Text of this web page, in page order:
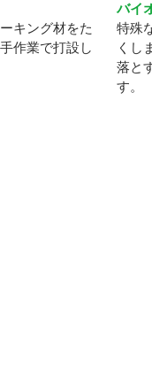
キング材をた
作業で打設し
バイ
特殊
くし
落と
す。